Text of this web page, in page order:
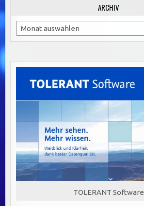
ARCHIV
Archiv
TOLERANT Software